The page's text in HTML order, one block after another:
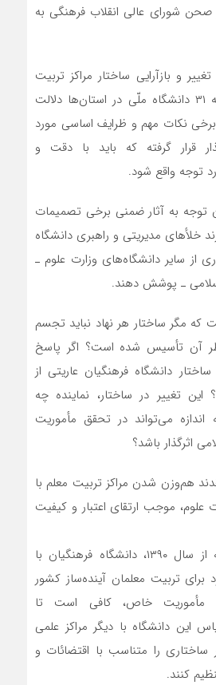
صحن شورای عالی انقلاب فرهنگی به
بر تغییر و بازآرایی ساختار مراکز تربیت
معلم و تبدیل آن‌ها به ۳۱ دانشگاه ملّی در استان‌ها دلالت
برخی نکات مهم و ظرایف اساسی مورد
قرار گرفته که باید با دقت و
توجه واقع شود.
توجه به آثار ضمنی برخی تصمیمات
خلأهای مدیریتی و راهبری دانشگاه
از سایر دانشگاه‌های وزارت علوم ـ
ـ پوشش دهند.
مگر ساختار هر نهاد نباید تجسم
آن تأسیس شده است؟ اگر پاسخ
دانشگاه فرهنگیان عاریتی از
این تغییر در ساختار، نماینده چه
می‌تواند در تحقق مأموریت
اثرگذار باشد؟
هم‌وزن شدن مراکز تربیت معلم با
علوم، موجب ارتقای اعتبار و کیفیت
این در حالی است که از سال ۱۳۹۰، دانشگاه فرهنگیان با
برای تربیت معلمان آینده‌ساز کشور
خاص، کافی است تا
این دانشگاه با دیگر مراکز علمی
ساختاری را متناسب با اقتضائات و
کنند.